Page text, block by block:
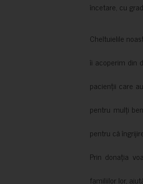
încetare, cu
Cheltuielile
îi acoperim din
pacienții care
pentru mulți
pentru că
Prin donația
familiilor lor,